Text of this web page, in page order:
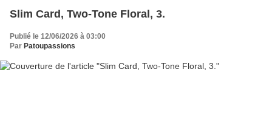
Slim Card, Two-Tone Floral, 3.
Publié le 12/06/2026 à 03:00
Par Patoupassions